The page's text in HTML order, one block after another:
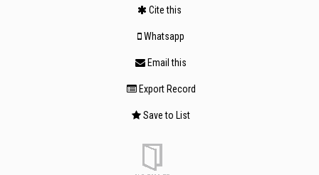
Cite this
Whatsapp
Email this
Export Record
Save to List